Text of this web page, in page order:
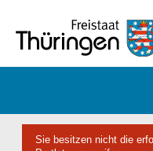
Sie besitzen nicht die